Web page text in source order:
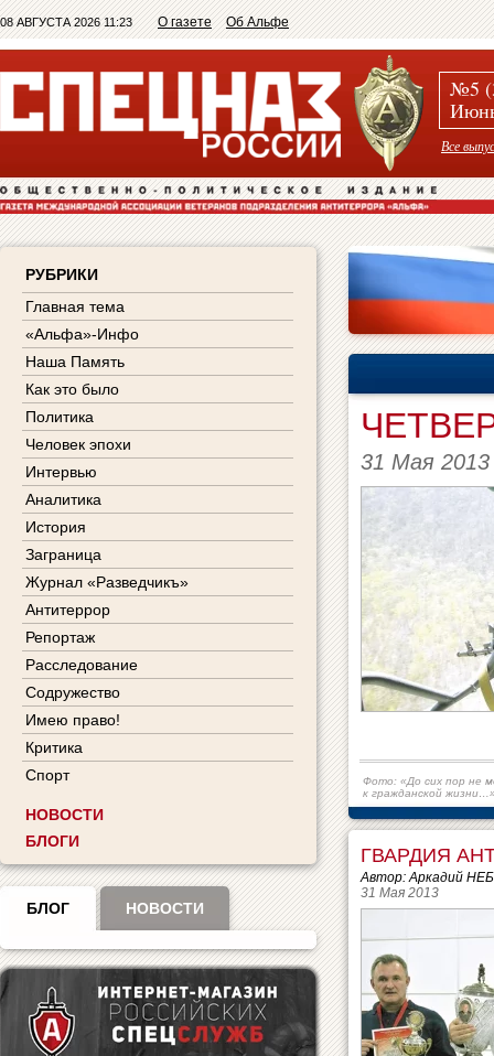
08 АВГУСТА 2026 11:23 О газете Об Альфе
№5
Все
РУБРИКИ
Главная тема
«Альфа»-Инфо
Наша Память
Как это было
Политика
Человек эпохи
Интервью
Аналитика
История
Заграница
Журнал «Разведчикъ»
Антитеррор
Репортаж
Расследование
Содружество
Имею право!
Критика
Спорт
НОВОСТИ
БЛОГИ
БЛОГ НОВОСТИ
31 Мая 2013
Фото: «До сих пор не
к гражданской
ГВАРДИЯ
Автор: Аркадий
31 Мая 2013